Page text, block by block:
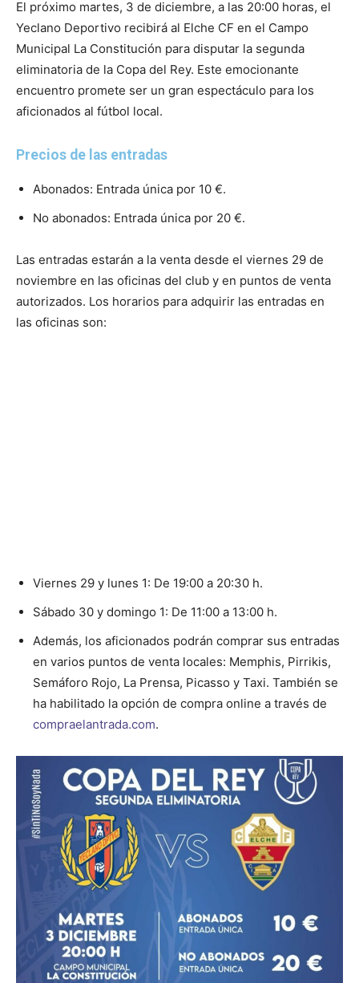
El próximo martes, 3 de diciembre, a las 20:00 horas, el
Yeclano Deportivo recibirá al Elche CF en el Campo
Municipal La Constitución para disputar la segunda
eliminatoria de la Copa del Rey. Este emocionante
encuentro promete ser un gran espectáculo para los
aficionados al fútbol local.
Precios de las entradas
Abonados: Entrada única por 10 €.
No abonados: Entrada única por 20 €.
Las entradas estarán a la venta desde el viernes 29 de
noviembre en las oficinas del club y en puntos de venta
autorizados. Los horarios para adquirir las entradas en
las oficinas son:
Viernes 29 y lunes 1: De 19:00 a 20:30 h.
Sábado 30 y domingo 1: De 11:00 a 13:00 h.
Además, los aficionados podrán comprar sus entradas
en varios puntos de venta locales: Memphis, Pirrikis,
Semáforo Rojo, La Prensa, Picasso y Taxi. También se
ha habilitado la opción de compra online a través de
compraelantrada.com.